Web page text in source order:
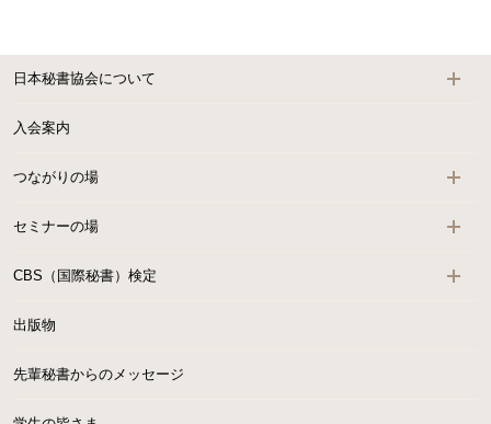
日本秘書協会について
入会案内
つながりの場
セミナーの場
CBS（国際秘書）検定
出版物
先輩秘書からのメッセージ